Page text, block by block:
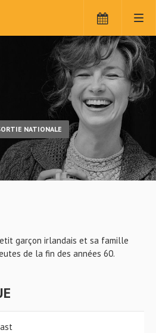
NATIONALE
garçon irlandais et sa famille
de la fin des années 60.